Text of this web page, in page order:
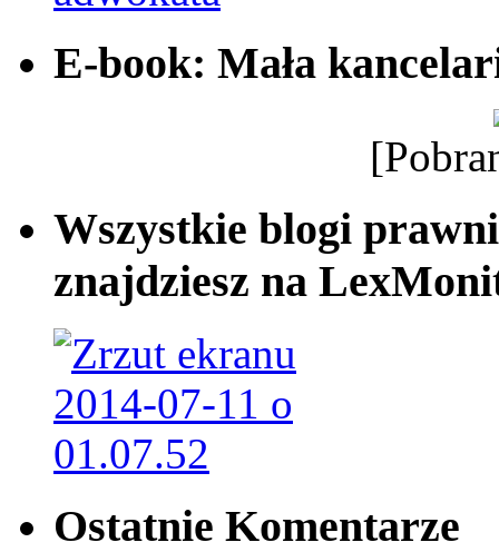
E-book: Mała
Wszystkie blogi
znajdziesz na
Ostatnie Komentarze